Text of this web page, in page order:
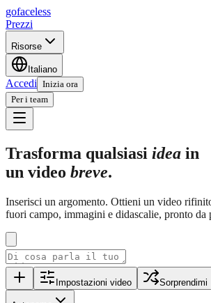
gofaceless
Prezzi
Risorse
Italiano
Accedi Inizia ora
Per i team
Trasforma qualsiasi idea in
un video breve.
Inserisci un argomento. Ottieni un video
fuori campo, immagini e didascalie, pronto da
Impostazioni video Sorprendimi